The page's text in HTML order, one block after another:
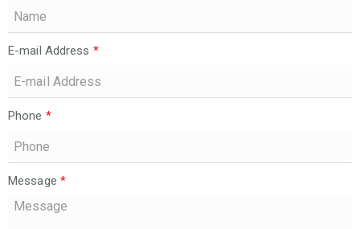
E-mail Address *
Phone *
Message *